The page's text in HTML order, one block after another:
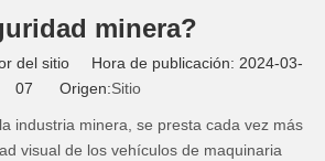
minera?
del sitio Hora de publicación: 2024-03-
07 Origen:Sitio
industria minera, se presta cada vez más
visual de los vehículos de maquinaria